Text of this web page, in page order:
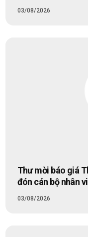
03/08/2026
Thư mời báo giá
đón cán bộ nhân
03/08/2026